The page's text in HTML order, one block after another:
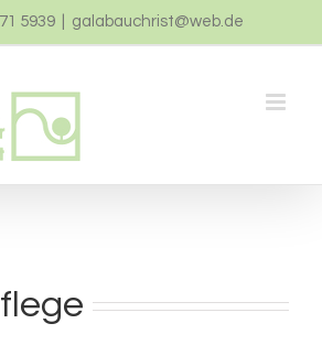
5939 galabauchrist@web.de